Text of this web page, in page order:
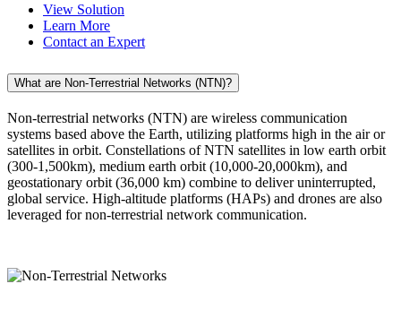
View Solution
Learn More
Contact an Expert
What are Non-Terrestrial Networks (NTN)?
Non-terrestrial networks (NTN) are wireless communication
systems based above the Earth, utilizing platforms high in the air or
satellites in orbit. Constellations of NTN satellites in low earth orbit
(300-1,500km), medium earth orbit (10,000-20,000km), and
geostationary orbit (36,000 km) combine to deliver uninterrupted,
global service. High-altitude platforms (HAPs) and drones are also
leveraged for non-terrestrial network communication.